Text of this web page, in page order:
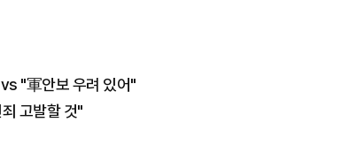
"軍안보 우려 있어"
고발할 것"